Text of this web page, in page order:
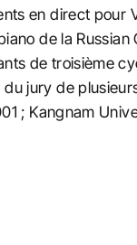
en direct pour
de la
de troisième
jury de
; Kangnam